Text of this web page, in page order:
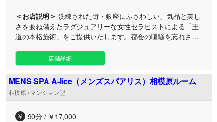
＜お店説明＞ 洗練された街・銀座にふさわしい、気品と美し
さを兼ね備えたラグジュアリーな女性セラピストによる「王
道の本格施術」をご提供いたします。都会の喧騒を忘れさせ
は、徹底したおもてなしの心と洗練された技術を持つ女性ス
タッフが、お客様一人ひとりの心と身体に深く寄り添いま
す。 銀座という特別な場所だからこそ味わえる、ステータス
感あふれる最高峰の癒やしをお約束します。日常の疲れやス
トレスから解放され、心ゆくまで贅沢な時間をご堪能くださ
店舗詳細
MENS SPA A-lice（メンズスパアリス）相模原ルーム
相模原 / マンション型
90分 / ￥17,000